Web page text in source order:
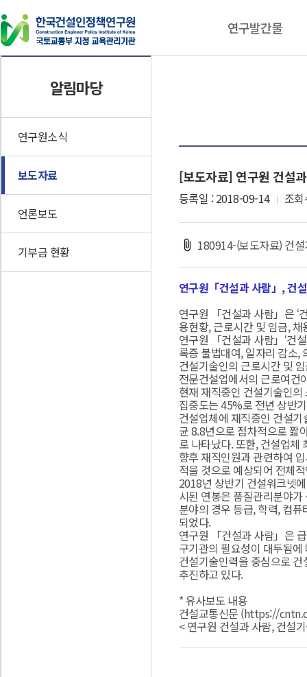
연구발간물
연구보고서
이슈체크
알림마당
연구원소식
보도자료
언론보도
기부금 현황
[보도자료] 연구원 건설
등록일 : 2018-09-14 조
180914-(보도자료) 건
연구원「건설과 사람」, 건
연구원 「건설과 사람」은 ‘
용현황, 근로시간 및 임금,
연구원 「건설과 사람」‘건
록증 불법대여, 일자리 감소
건설기술인의 근로시간 및
전문건설업에서의 근로여건
현재 재직중인 건설기술인
집중도는 45%로 전년 상반
건설업체에 재직중인 건설
균 8.8년으로 점차적으로 짧
로 나타났다. 또한, 건설업
향후 재직인원과 관련하여
적을 것으로 예상되어 전체
2018년 상반기 건설워크넷
시된 연봉은 품질관리분야
분야의 경우 등급, 학력, 컴
되었다.
연구원 「건설과 사람」은
구기관의 필요성이 대두됨
건설기술인력을 중심으로
추진하고 있다.
* 유사보도 내용
건설교통신문 (https://
< 연구원 건설과 사람, 건설